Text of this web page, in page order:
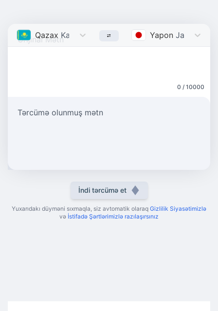
Qazax Kazakh Yapon Japanese
0 / 10000
Tərcümə olunmuş mətn
İndi tərcümə et
Yuxarıdakı düyməni sıxmaqla, siz avtomatik olaraq Gizlilik Siyasətimizlə
və İstifadə Şərtlərimizlə razılaşırsınız